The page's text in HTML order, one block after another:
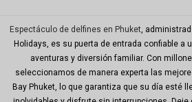
Año
Nuevo
Día
Mundial
del Golfo
Espectáculo de delfines en Phuket ,
Holidays, es su puerta de entrada confiable a
aventuras y diversión familiar. Con
seleccionamos de manera experta las
Bay Phuket, lo que garantiza que su día esté